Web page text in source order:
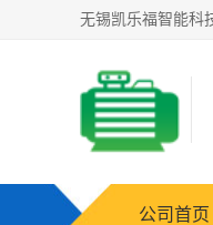
公司首页